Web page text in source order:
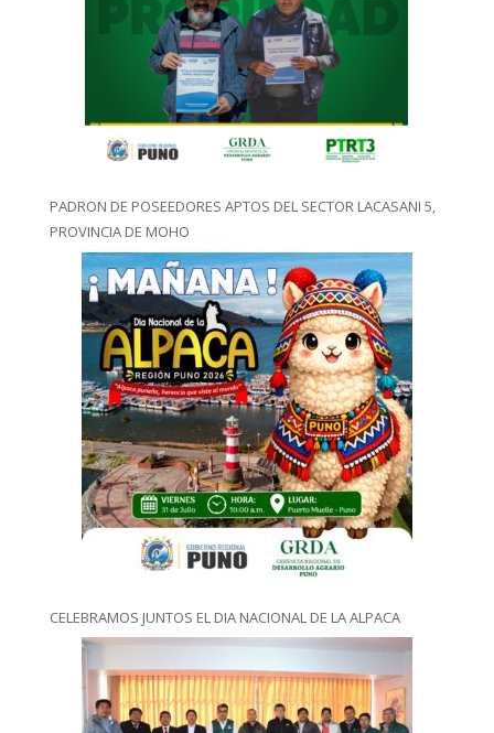
PADRON DE POSEEDORES APTOS DEL SECTOR LACASANI 5,
PROVINCIA DE MOHO
CELEBRAMOS JUNTOS EL DIA NACIONAL DE LA ALPACA